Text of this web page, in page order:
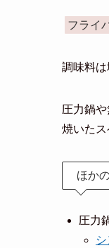
フライ
調味料
圧力鍋や
焼いた
ほか
圧力